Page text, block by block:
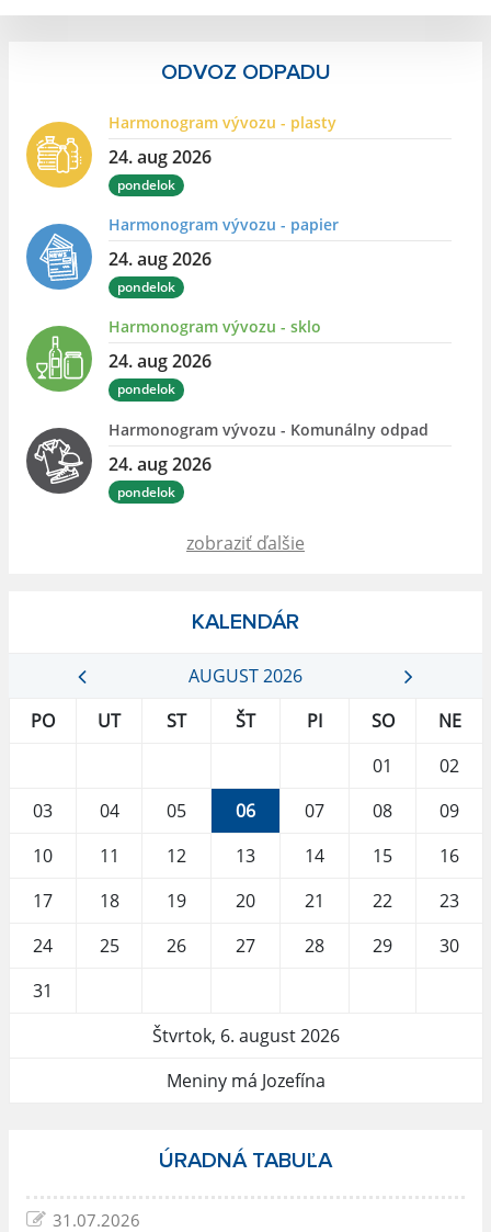
ODVOZ ODPADU
Harmonogram vývozu - plasty
24. aug 2026
pondelok
Harmonogram vývozu - papier
24. aug 2026
pondelok
Harmonogram vývozu - sklo
24. aug 2026
pondelok
Harmonogram vývozu - Komunálny odpad
24. aug 2026
pondelok
zobraziť ďalšie
KALENDÁR
AUGUST 2026
PO
UT ST ŠT PI SO
NE
01
02
03
04 05 06 07 08
09
10
11 12 13 14 15
16
17
18 19 20 21 22
23
24
25 26 27 28 29
30
31
Štvrtok, 6. august 2026
Meniny má Jozefína
ÚRADNÁ TABUĽA
31.07.2026